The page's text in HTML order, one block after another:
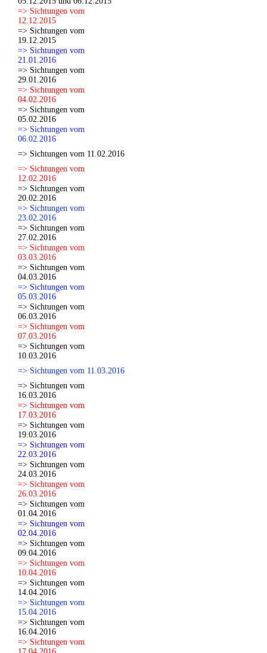
=> Sichtungen vom
12.12.2015
=> Sichtungen vom
19.12.2015
=> Sichtungen vom
21.01.2016
=> Sichtungen vom
29.01.2016
=> Sichtungen vom
04.02.2016
=> Sichtungen vom
05.02.2016
=> Sichtungen vom
06.02.2016
=> Sichtungen vom 11.02.2016
=> Sichtungen vom
12.02.2016
=> Sichtungen vom
20.02.2016
=> Sichtungen vom
23.02.2016
=> Sichtungen vom
27.02.2016
=> Sichtungen vom
03.03.2016
=> Sichtungen vom
04.03.2016
=> Sichtungen vom
05.03.2016
=> Sichtungen vom
06.03.2016
=> Sichtungen vom
07.03.2016
=> Sichtungen vom
10.03.2016
=> Sichtungen vom 11.03.2016
=> Sichtungen vom
16.03.2016
=> Sichtungen vom
17.03.2016
=> Sichtungen vom
19.03.2016
=> Sichtungen vom
22.03.2016
=> Sichtungen vom
24.03.2016
=> Sichtungen vom
26.03.2016
=> Sichtungen vom
01.04.2016
=> Sichtungen vom
02.04.2016
=> Sichtungen vom
09.04.2016
=> Sichtungen vom
10.04.2016
=> Sichtungen vom
14.04.2016
=> Sichtungen vom
15.04.2016
=> Sichtungen vom
16.04.2016
=> Sichtungen vom